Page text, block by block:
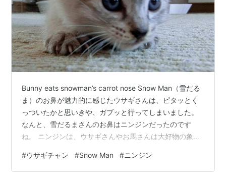
Bunny eats snowman’s carrot nose Snow Man（雪だる
ま）のお鼻が魅力的に感じたウサギさんは、ピタッとく
っついたかと思いきや、ガブッと行ってしまいました。
なんと、雪だるまさんのお鼻はニンジンだったのです
ね。 ニンジンは、ウサギさんやお馬さんは大好物の象徴
イメージです。 でも、ウサギさんが届く位置に鼻を作っ
たのは、これを狙っていたのかなと勘ぐってしまいま
#ウサギチャン #Snow Man #ニンジン